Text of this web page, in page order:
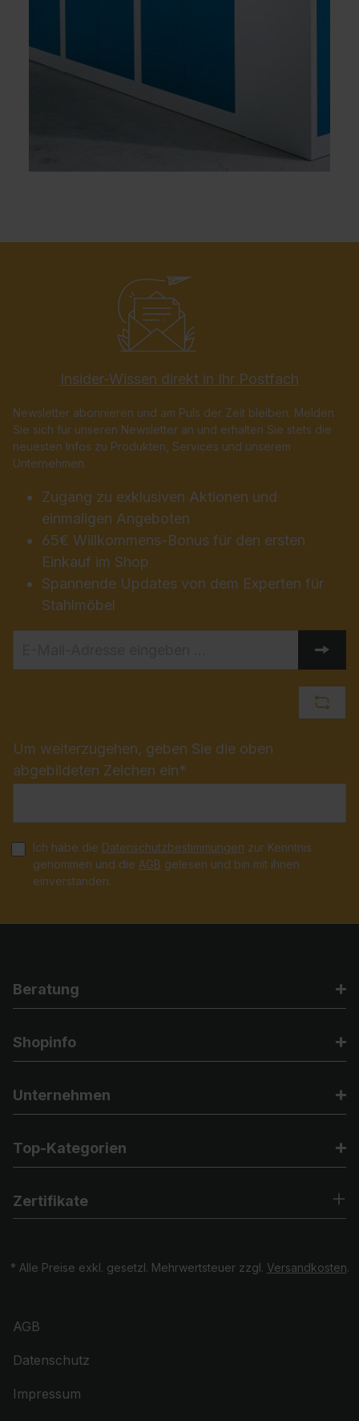
Insider-Wissen direkt in Ihr Postfach
Newsletter abonnieren und am Puls der Zeit bleiben: Melden
Sie sich für unseren Newsletter an und erhalten Sie stets die
neuesten Infos zu Produkten, Services und unserem
Unternehmen.
Zugang zu exklusiven Aktionen und
einmaligen Angeboten
65€ Willkommens-Bonus für den ersten
Einkauf im Shop
Spannende Updates von dem Experten für
Stahlmöbel
Um weiterzugehen, geben Sie die oben
abgebildeten Zeichen ein*
Ich habe die Datenschutzbestimmungen zur Kenntnis
genommen und die AGB gelesen und bin mit ihnen
einverstanden.
Beratung
Shopinfo
Unternehmen
Top-Kategorien
Zertifikate
* Alle Preise exkl. gesetzl. Mehrwertsteuer zzgl. Versandkosten.
AGB
Datenschutz
Impressum